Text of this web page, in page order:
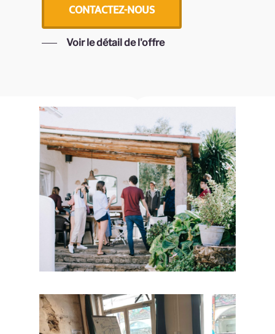
CONTACTEZ-NOUS
Voir le détail de l'offre